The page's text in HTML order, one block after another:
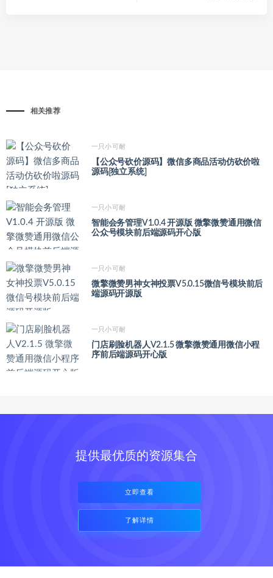
相关推荐
一只小可耐
【公众号砍价源码】微信多商品活动仿砍价啦
源码[独立系统]
一只小可耐
智能会务管理V1.0.4 开源版 微擎微赞通用微信
公众号模块前后端源码开心版
一只小可耐
微擎微赞男神女神投票V5.0.15微信号模块前后
端源码开源版
一只小可耐
门店刷脸机器人V2.1.5 微擎微赞通用微信小程
序前后端源码开心版
提供最优质的资源集合
立即查看
了解详情